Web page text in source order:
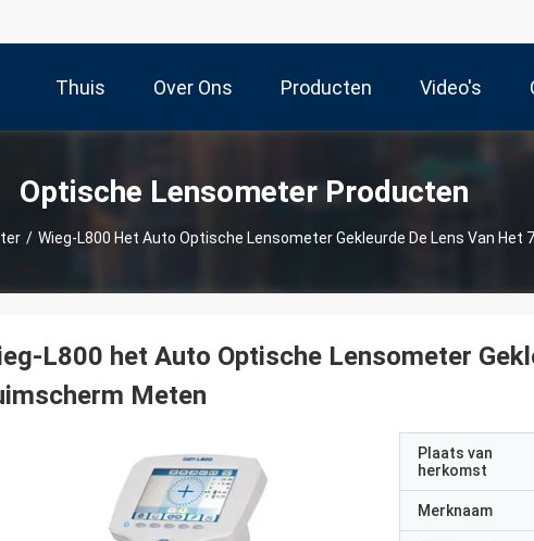
Thuis Over Ons Producten Video's
Optische Lensometer Producten
/ Wieg-L800 Het Auto Optische Lensometer Gekleurde De Lens Van Het
L800 het Auto Optische Lensometer
Meten
Plaats van
herkomst
Merknaam